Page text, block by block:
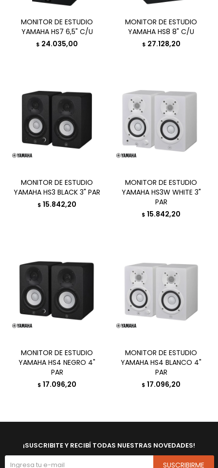
MONITOR DE ESTUDIO
YAMAHA HS7 6,5" C/U
$ 24.035,00
MONITOR DE ESTUDIO
YAMAHA HS8 8" C/U
$ 27.128,20
MONITOR DE ESTUDIO
YAMAHA HS3 BLACK 3" PAR
$ 15.842,20
MONITOR DE ESTUDIO
YAMAHA HS3W WHITE 3"
PAR
$ 15.842,20
MONITOR DE ESTUDIO
YAMAHA HS4 NEGRO 4"
PAR
$ 17.096,20
MONITOR DE ESTUDIO
YAMAHA HS4 BLANCO 4"
PAR
$ 17.096,20
¡SUSCRIBITE Y RECIBÍ TODAS NUESTRAS NOVEDADES!
SUSCRIBIRME